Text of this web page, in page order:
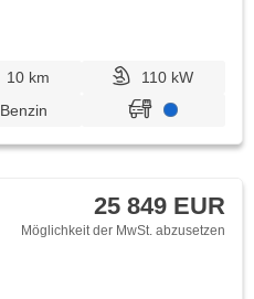
10 km
110 kW
Benzin
25 849 EUR
Möglichkeit der MwSt. abzusetzen